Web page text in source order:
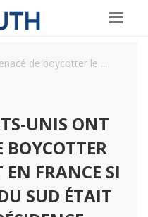
de boycotter le ...
UNIS ONT
BOYCOTTER
EN FRANCE SI
SUD ÉTAIT